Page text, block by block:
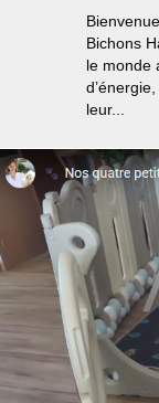
Bichons
le monde
leur...